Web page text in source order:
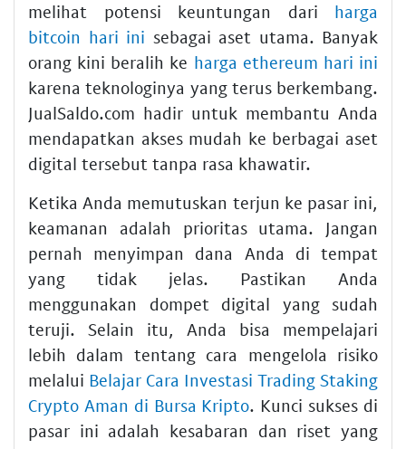
melihat potensi keuntungan dari harga
bitcoin hari ini sebagai aset utama. Banyak
orang kini beralih ke harga ethereum hari ini
karena teknologinya yang terus berkembang.
JualSaldo.com hadir untuk membantu Anda
mendapatkan akses mudah ke berbagai aset
digital tersebut tanpa rasa khawatir.
Ketika Anda memutuskan terjun ke pasar ini,
keamanan adalah prioritas utama. Jangan
pernah menyimpan dana Anda di tempat
yang tidak jelas. Pastikan Anda
menggunakan dompet digital yang sudah
teruji. Selain itu, Anda bisa mempelajari
lebih dalam tentang cara mengelola risiko
melalui Belajar Cara Investasi Trading Staking
Crypto Aman di Bursa Kripto. Kunci sukses di
pasar ini adalah kesabaran dan riset yang